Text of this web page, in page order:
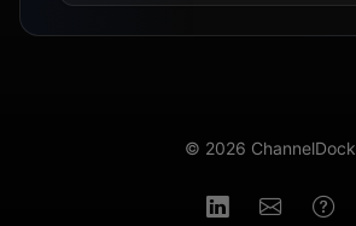
© 2026 ChannelDock